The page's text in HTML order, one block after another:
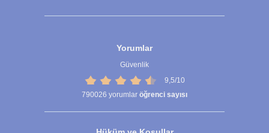
Yorumlar
Güvenlik
9,5/10
790026 yorumlar öğrenci sayısı